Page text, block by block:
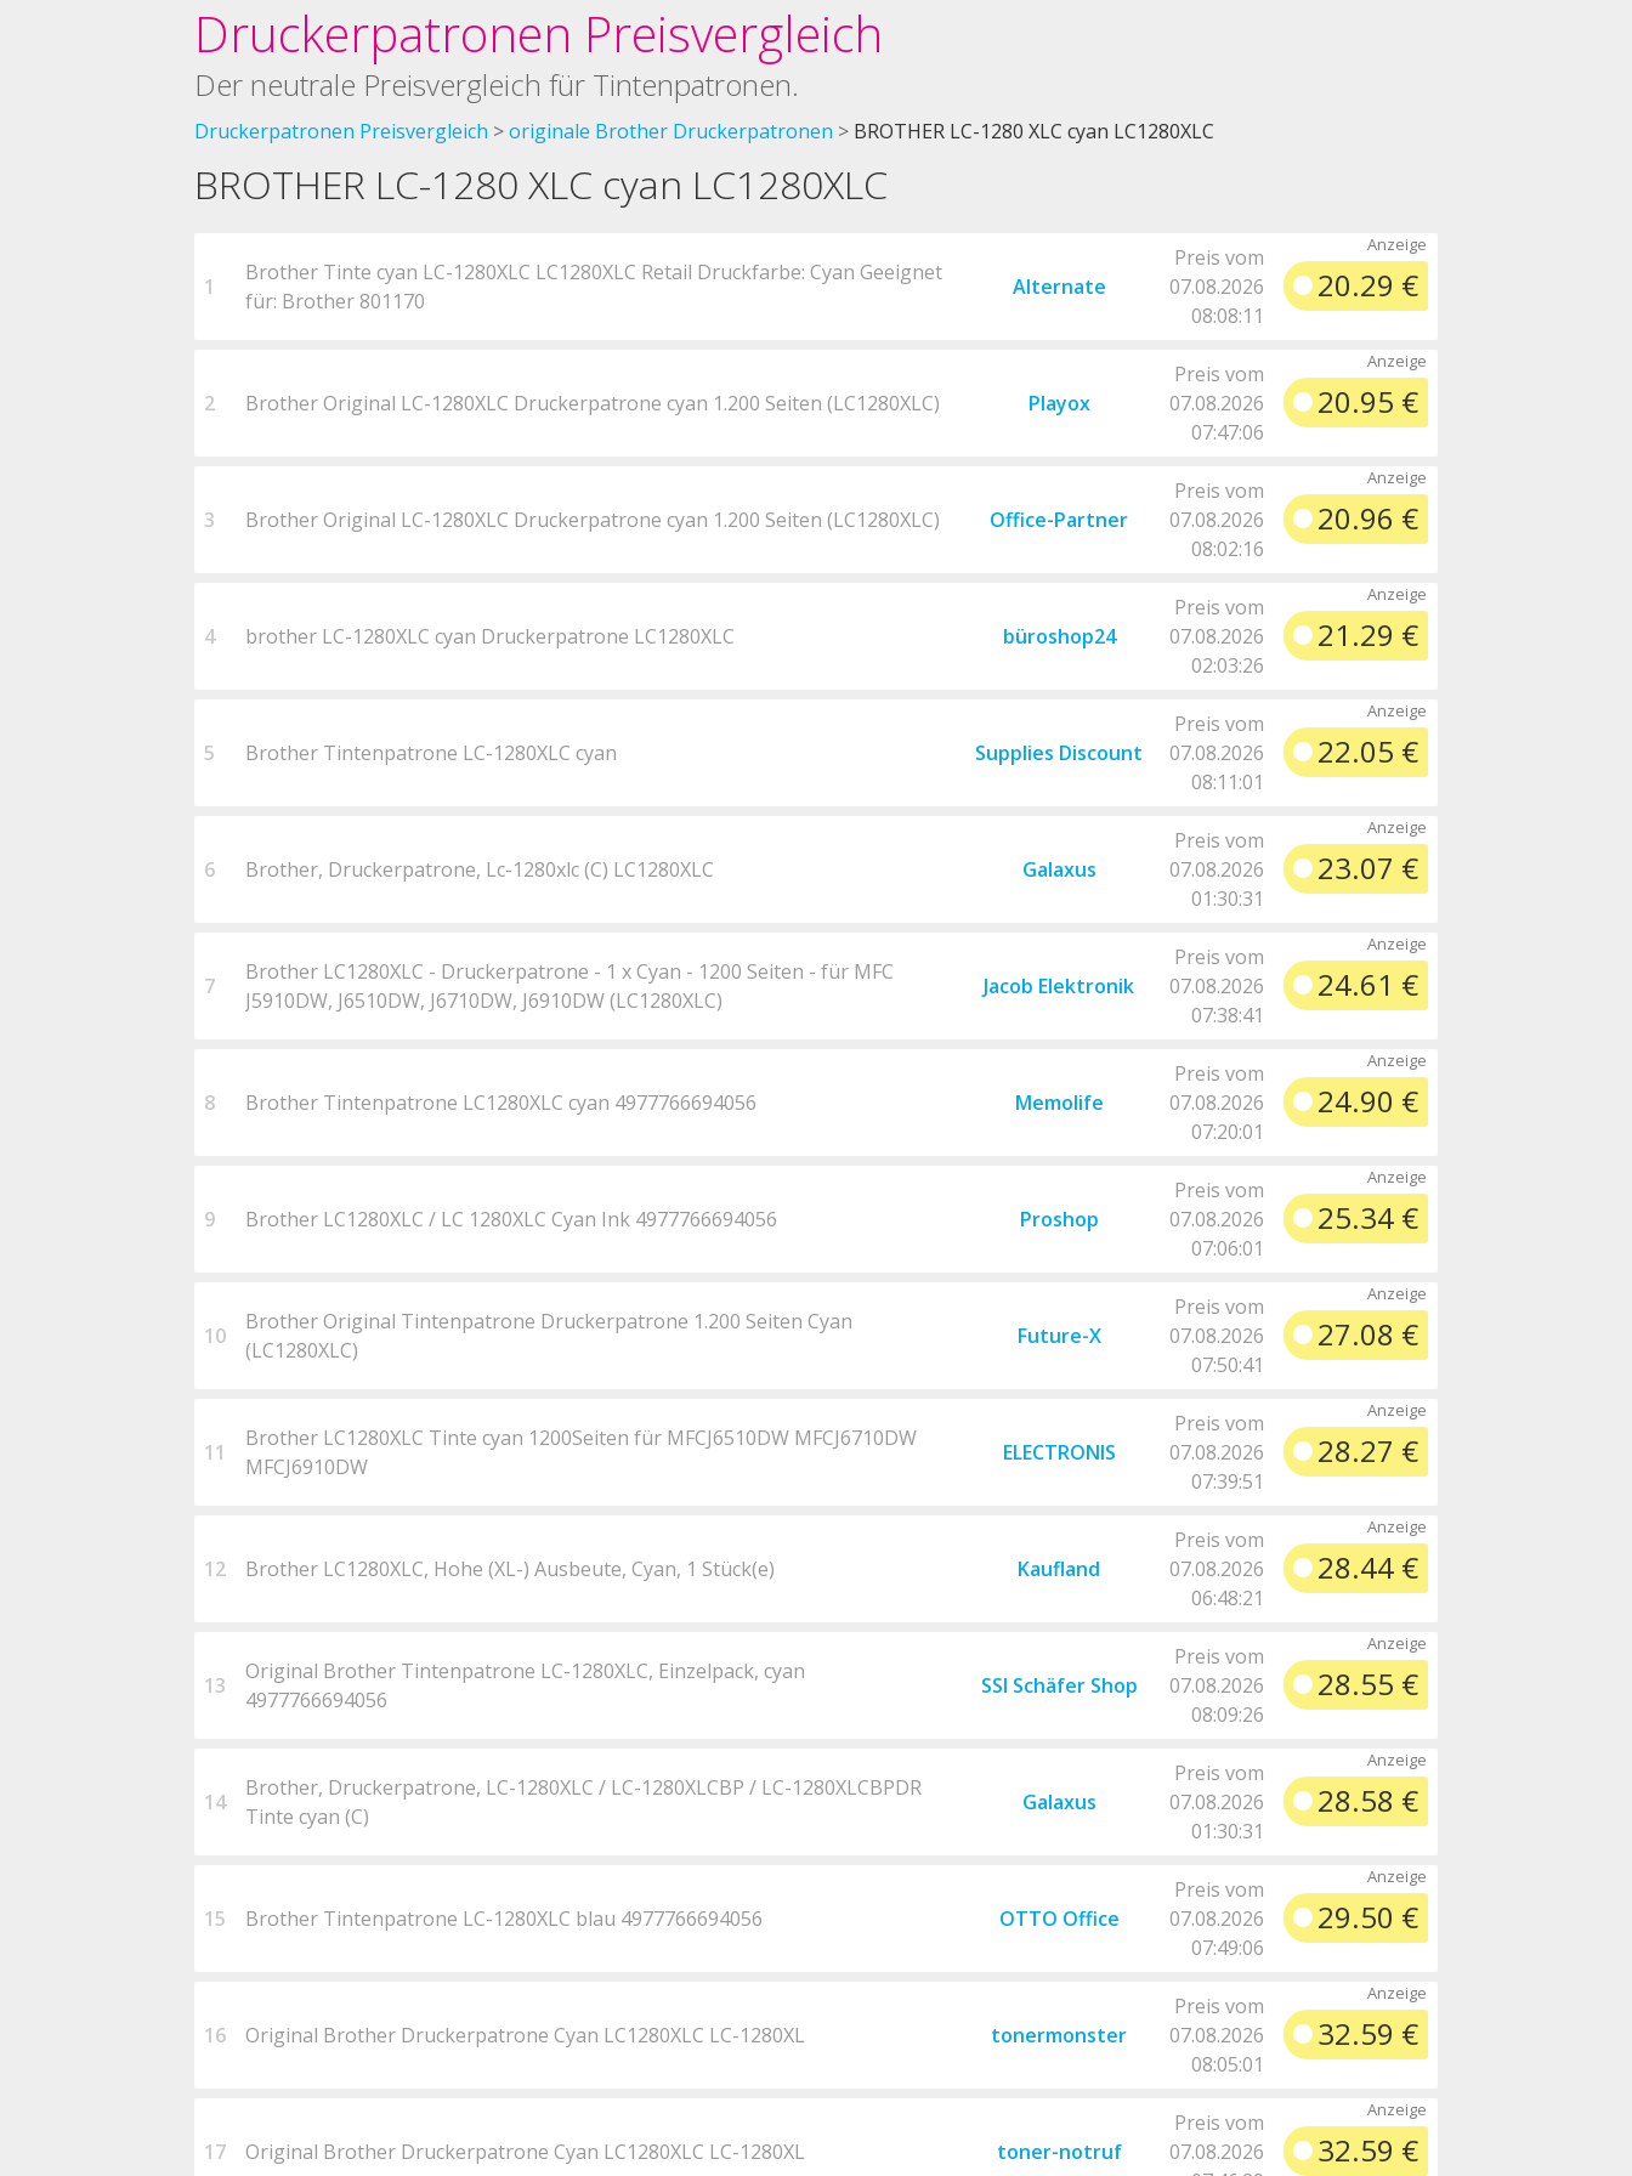
Druckerpatronen Preisvergleich
Der neutrale Preisvergleich für Tintenpatronen.
Druckerpatronen Preisvergleich originale Brother Druckerpatronen BROTHER LC-1280 XLC cyan LC1280XLC
BROTHER LC-1280 XLC cyan LC1280XLC
1
Brother Tinte cyan LC-1280XLC LC1280XLC Retail Druckfarbe: Cyan Geeignet
für: Brother 801170
Alternate
Preis vom
07.08.2026
08:08:11
20.29 €
2 Brother Original LC-1280XLC Druckerpatrone cyan 1.200 Seiten (LC1280XLC) Playox
Preis vom
07.08.2026
07:47:06
20.95 €
3 Brother Original LC-1280XLC Druckerpatrone cyan 1.200 Seiten (LC1280XLC) Office-Partner
Preis vom
07.08.2026
08:02:16
20.96 €
4 brother LC-1280XLC cyan Druckerpatrone LC1280XLC büroshop24
Preis vom
07.08.2026
02:03:26
21.29 €
5 Brother Tintenpatrone LC-1280XLC cyan Supplies Discount
Preis vom
07.08.2026
08:11:01
22.05 €
6 Brother, Druckerpatrone, Lc-1280xlc (C) LC1280XLC Galaxus
Preis vom
07.08.2026
01:30:31
23.07 €
7
Brother LC1280XLC - Druckerpatrone - 1 x Cyan - 1200 Seiten - für MFC
J5910DW, J6510DW, J6710DW, J6910DW (LC1280XLC)
Jacob Elektronik
Preis vom
07.08.2026
07:38:41
24.61 €
8 Brother Tintenpatrone LC1280XLC cyan 4977766694056 Memolife
Preis vom
07.08.2026
07:20:01
24.90 €
9 Brother LC1280XLC / LC 1280XLC Cyan Ink 4977766694056 Proshop
Preis vom
07.08.2026
07:06:01
25.34 €
10
Brother Original Tintenpatrone Druckerpatrone 1.200 Seiten Cyan
(LC1280XLC)
Future-X
Preis vom
07.08.2026
07:50:41
27.08 €
11
Brother LC1280XLC Tinte cyan 1200Seiten für MFCJ6510DW MFCJ6710DW
MFCJ6910DW
ELECTRONIS
Preis vom
07.08.2026
07:39:51
28.27 €
12 Brother LC1280XLC, Hohe (XL-) Ausbeute, Cyan, 1 Stück(e) Kaufland
Preis vom
07.08.2026
06:48:21
28.44 €
13
Original Brother Tintenpatrone LC-1280XLC, Einzelpack, cyan
4977766694056
SSI Schäfer Shop
Preis vom
07.08.2026
08:09:26
28.55 €
14
Brother, Druckerpatrone, LC-1280XLC / LC-1280XLCBP / LC-1280XLCBPDR
Tinte cyan (C)
Galaxus
Preis vom
07.08.2026
01:30:31
28.58 €
15 Brother Tintenpatrone LC-1280XLC blau 4977766694056 OTTO Office
Preis vom
07.08.2026
07:49:06
29.50 €
16 Original Brother Druckerpatrone Cyan LC1280XLC LC-1280XL tonermonster
Preis vom
07.08.2026
08:05:01
32.59 €
17 Original Brother Druckerpatrone Cyan LC1280XLC LC-1280XL toner-notruf
Preis vom
07.08.2026
32.59 €